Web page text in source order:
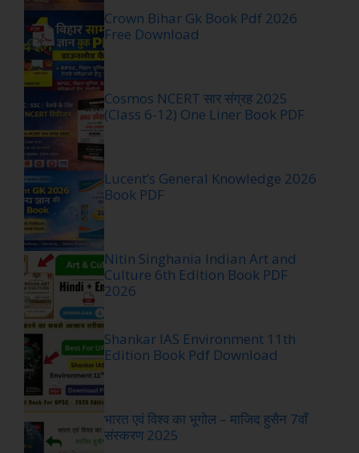
Crown Bihar Gk Book Pdf 2026
Free Download
Cosmos NCERT सार संग्रह 2025
(Class 6-12) One Liner Book PDF
Lucent’s General Knowledge 2026
Book PDF
Nitin Singhania Indian Art and
Culture 6th Edition Book PDF
2026
Shankar IAS Environment 11th
Edition Book Pdf Download
भारत एवं विश्व का भूगोल – माजिद हुसैन 7वाँ
संस्करण 2025